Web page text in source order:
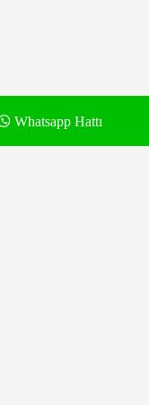
için adım, e-
Whatsapp Hattı